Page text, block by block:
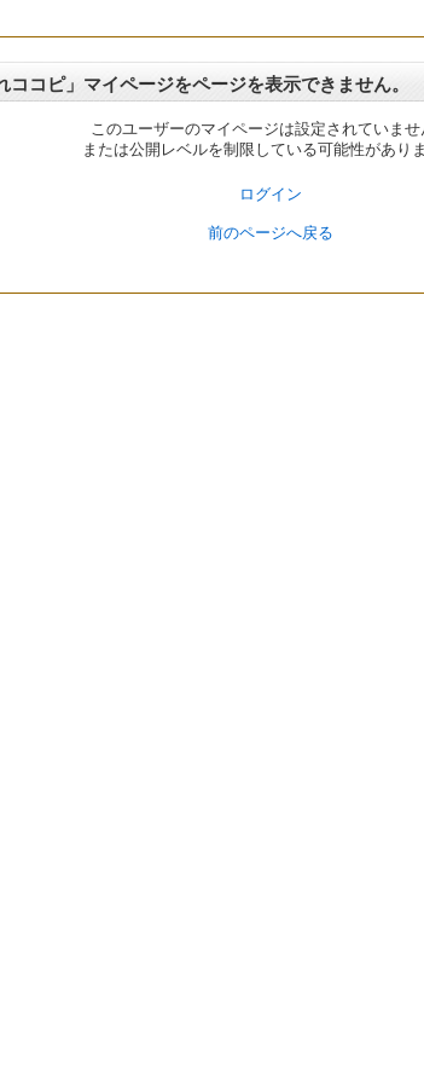
ココピ」マイページをページを表示できません。
このユーザーのマイページは設定されていませ
または公開レベルを制限している可能性がありま
ログイン
前のページへ戻る